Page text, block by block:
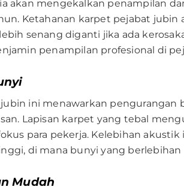
akan mengekalkan penampilan
Ketahanan karpet pejabat
senang diganti jika ada
penampilan profesional di
ini menawarkan
Lapisan karpet yang tebal
para pekerja. Kelebihan
di mana bunyi yang
Mudah